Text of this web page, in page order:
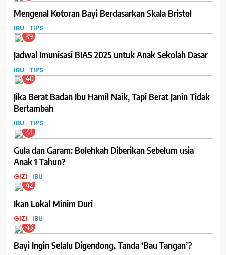
Mengenal Kotoran Bayi Berdasarkan Skala Bristol
IBU TIPS
39
Jadwal Imunisasi BIAS 2025 untuk Anak Sekolah Dasar
IBU TIPS
40
Jika Berat Badan Ibu Hamil Naik, Tapi Berat Janin Tidak
Bertambah
IBU TIPS
41
Gula dan Garam: Bolehkah Diberikan Sebelum usia
Anak 1 Tahun?
GIZI IBU
42
Ikan Lokal Minim Duri
GIZI IBU
43
Bayi Ingin Selalu Digendong, Tanda ‘Bau Tangan’?